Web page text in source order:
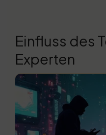
Einfluss des
Experten